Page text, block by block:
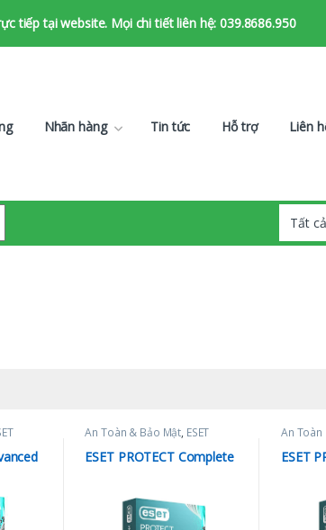
tiếp tại website. Mọi chi tiết liên hệ: 039.8686.950
Nhãn hàng Tin tức Hỗ trợ Liên
An Toàn & Bảo Mật, ESET
ESET PROTECT Complete
An Toàn
ESET